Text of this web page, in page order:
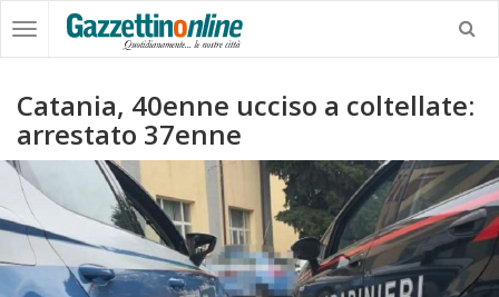
Catania, 40enne ucciso a coltellate:
arrestato 37enne